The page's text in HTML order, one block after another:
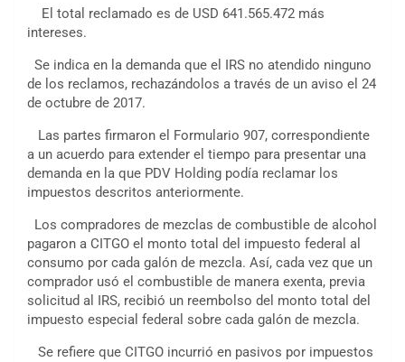
El total reclamado es de USD 641.565.472 más
intereses.
Se indica en la demanda que el IRS no atendido ninguno
de los reclamos, rechazándolos a través de un aviso el 24
de octubre de 2017.
Las partes firmaron el Formulario 907, correspondiente
a un acuerdo para extender el tiempo para presentar una
demanda en la que PDV Holding podía reclamar los
impuestos descritos anteriormente.
Los compradores de mezclas de combustible de alcohol
pagaron a CITGO el monto total del impuesto federal al
consumo por cada galón de mezcla. Así, cada vez que un
comprador usó el combustible de manera exenta, previa
solicitud al IRS, recibió un reembolso del monto total del
impuesto especial federal sobre cada galón de mezcla.
Se refiere que CITGO incurrió en pasivos por impuestos